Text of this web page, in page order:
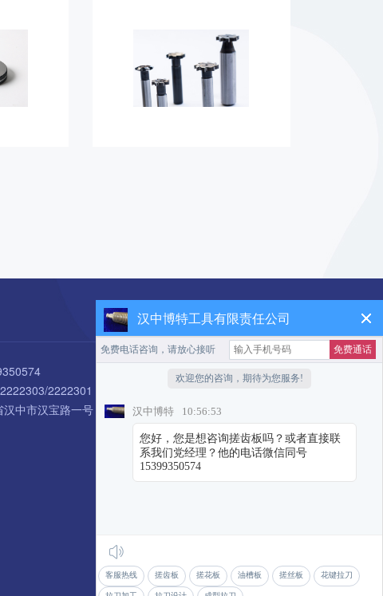
2222301
汉中市汉宝路一号
扫码咨询
汉中博特工具有限责任公司